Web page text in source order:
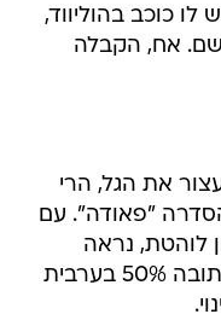
כוכב בהוליווד,
אח, הקבלה
את הגל, הרי
"פאודה". עם
לוהטת, נראה
שההימור של "ייס" על סדרה הכתובה 50% בערבית